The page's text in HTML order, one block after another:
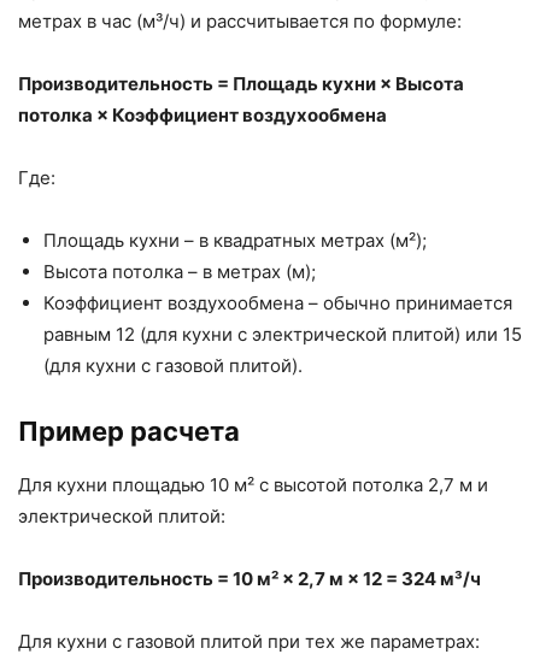
метрах в час (м³/ч) и рассчитывается по формуле:
Производительность = Площадь кухни × Высота
потолка × Коэффициент воздухообмена
Где:
Площадь кухни – в квадратных метрах (м²);
Высота потолка – в метрах (м);
Коэффициент воздухообмена – обычно принимается
равным 12 (для кухни с электрической плитой) или 15
(для кухни с газовой плитой).
Пример расчета
Для кухни площадью 10 м² с высотой потолка 2,7 м и
электрической плитой:
Производительность = 10 м² × 2,7 м × 12 = 324 м³/ч
Для кухни с газовой плитой при тех же параметрах: